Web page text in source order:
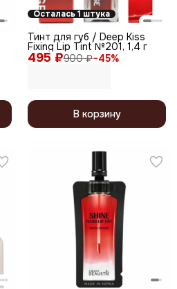
Осталась 1 штука
495 ₽900 ₽−45%
Тинт для губ / Deep Kiss
Fixing Lip Tint №201, 1,4 г
В корзину